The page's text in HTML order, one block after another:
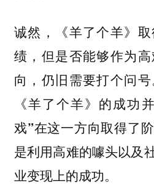
诚然，《羊了个羊》
绩，但是否能够作为
向，仍旧需要打个问号
《羊了个羊》的成功
戏”在这一方向取得了
是利用高难的噱头以及
业变现上的成功。